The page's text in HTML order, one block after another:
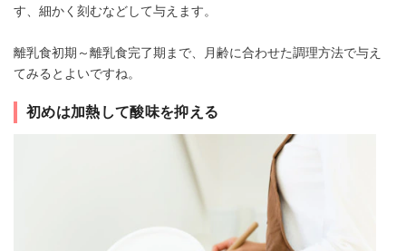
す、細かく刻むなどして与えます。
離乳食初期～離乳食完了期まで、月齢に合わせた調理方法で与え
てみるとよいですね。
初めは加熱して酸味を抑える